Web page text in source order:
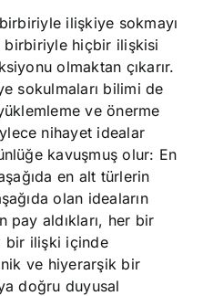
ilişkiye sokmayı
birbiriyle hiçbir ilişkisi
olmaktan çıkarır.
sokulmaları bilimi de
ve önerme
nihayet idealar
kavuşmuş olur: En
en alt türlerin
olan ideaların
pay aldıkları, her bir
bir ilişki içinde
ve hiyerarşik bir
doğru duyusal